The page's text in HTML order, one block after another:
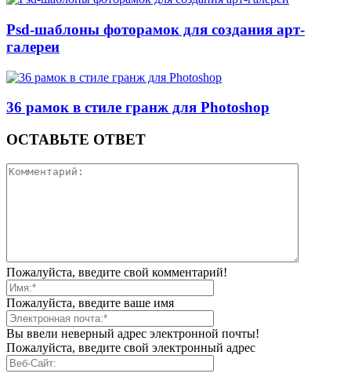
Psd-шаблоны фоторамок для создания арт-
галереи
36 рамок в стиле гранж для Photoshop
ОСТАВЬТЕ ОТВЕТ
Пожалуйста, введите свой комментарий!
Пожалуйста, введите ваше имя
Вы ввели неверный адрес электронной почты!
Пожалуйста, введите свой электронный адрес